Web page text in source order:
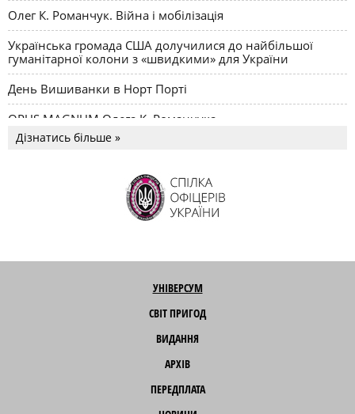
Олег К. Романчук. Війна і мобілізація
Українська громада США долучилися до найбільшої
гуманітарної колони з «швидкими» для України
День Вишиванки в Норт Порті
OPUS MAGNUM Олега К. Романчука
Дізнатись більше »
УНІВЕРСУМ
СВІТ ПРИГОД
ВИДАННЯ
АРХІВ
ПЕРЕДПЛАТА